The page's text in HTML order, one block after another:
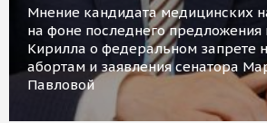
Мнение кандидата медицинских
на фоне последнего
Кирилла о федеральном запрете
абортам и заявления сенатора
Павловой